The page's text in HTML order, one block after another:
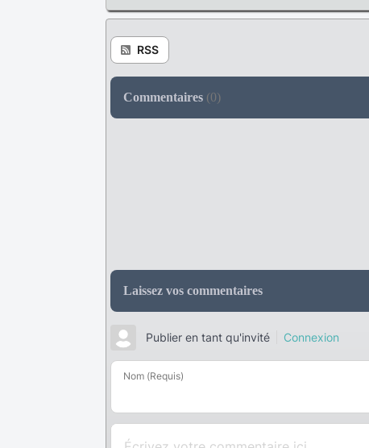
RSS
Commentaires (0)
Laissez vos commentaires
Publier en tant qu'invité Connexion
Nom (Requis)